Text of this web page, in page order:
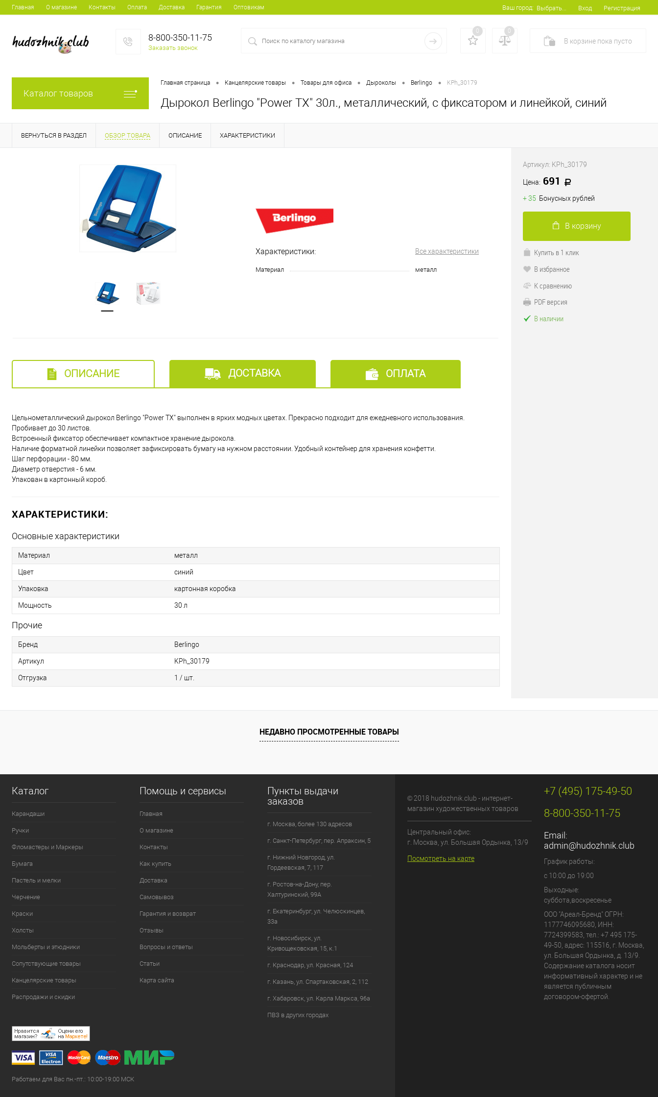
Главная О магазине Контакты Оплата Доставка Гарантия Оптовикам Ваш город: Выбрать... Вход Регистрация
8-800-350-11-75
Заказать звонок
0 0
В корзине пока пусто
Каталог товаров
Главная страница • Канцелярские товары • Товары для офиса • Дыроколы • Berlingo • KPh_30179
Дырокол Berlingo "Power TX" 30л., металлический, с фиксатором и линейкой, синий
ВЕРНУТЬСЯ В РАЗДЕЛ ОБЗОР ТОВАРА ОПИСАНИЕ ХАРАКТЕРИСТИКИ
Характеристики: Все характеристики
Материал металл
ОПИСАНИЕ ДОСТАВКА ОПЛАТА
Цельнометаллический дырокол Berlingo "Power TX" выполнен в ярких модных цветах. Прекрасно подходит для ежедневного использования.
Пробивает до 30 листов.
Встроенный фиксатор обеспечивает компактное хранение дырокола.
Наличие форматной линейки позволяет зафиксировать бумагу на нужном расстоянии. Удобный контейнер для хранения конфетти.
Шаг перфорации - 80 мм.
Диаметр отверстия - 6 мм.
Упакован в картонный короб.
ХАРАКТЕРИСТИКИ:
Основные характеристики
Материал металл
Цвет синий
Упаковка картонная коробка
Мощность 30 л
Прочие
Бренд Berlingo
Артикул KPh_30179
Отгрузка 1 / шт.
Артикул: KPh_30179
Цена: 691
+ 35 Бонусных рублей
В корзину
Купить в 1 клик
В избранное
К сравнению
PDF версия
В наличии
НЕДАВНО ПРОСМОТРЕННЫЕ ТОВАРЫ
Каталог
Карандаши
Ручки
Фломастеры и Маркеры
Бумага
Пастель и мелки
Черчение
Краски
Холсты
Мольберты и этюдники
Сопутствующие товары
Канцелярские товары
Распродажи и скидки
Помощь и сервисы
Главная
О магазине
Контакты
Как купить
Доставка
Самовывоз
Гарантия и возврат
Отзывы
Вопросы и ответы
Статьи
Карта сайта
Пункты выдачи
заказов
г. Москва, более 130 адресов
г. Санкт-Петербург, пер. Апраксин, 5
г. Нижний Новгород, ул.
Гордеевская, 7, 117
г. Ростов-на-Дону, пер.
Халтуринский, 99А
г. Екатеринбург, ул. Челюскинцев,
33а
г. Новосибирск, ул.
Кривощековская, 15, к.1
г. Краснодар, ул. Красная, 124
г. Казань, ул. Спартаковская, 2, 112
г. Хабаровск, ул. Карла Маркса, 96а
ПВЗ в других городах
Работаем для Вас пн.-пт.: 10:00-19:00 МСК
© 2018 hudozhnik.club - интернет-
магазин художественных товаров
Центральный офис:
г. Москва, ул. Большая Ордынка, 13/9
Посмотреть на карте
+7 (495) 175-49-50
8-800-350-11-75
Email:
admin@hudozhnik.club
График работы:
с 10:00 до 19:00
Выходные:
суббота,воскресенье
ООО "Ареал-Бренд" ОГРН:
1177746095680, ИНН:
7724399583, тел.: +7 495 175-
49-50, адрес: 115516, г. Москва,
ул. Большая Ордынка, д. 13/9.
Содержание каталога носит
информативный характер и не
является публичным
договором-офертой.